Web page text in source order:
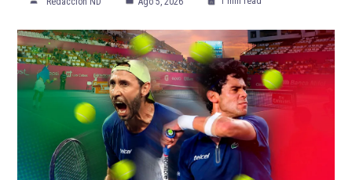
ETIQUETADO: Athletic Club Destacada TOP Destacadas
Real Madrid Club de Fútbol